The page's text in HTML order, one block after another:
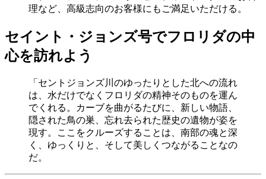
理など、高級志向のお客様にもご満足いただける。
セイント・ジョンズ号でフロリダの中
心を訪れよう
「セントジョンズ川のゆったりとした北への流れ
は、水だけでなくフロリダの精神そのものを運ん
でくれる。カーブを曲がるたびに、新しい物語、
隠された鳥の巣、忘れ去られた歴史の遺物が姿を
現す。ここをクルーズすることは、南部の魂と深
く、ゆっくりと、そして美しくつながることなの
だ。